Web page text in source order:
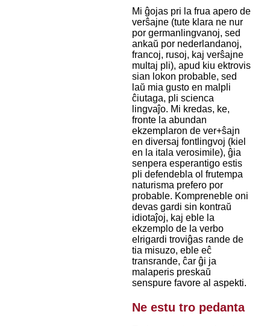
Mi ĝojas pri la frua apero de
verŝajne (tute klara ne nur
por germanlingvanoj, sed
ankaŭ por nederlandanoj,
francoj, rusoj, kaj verŝajne
multaj pli), apud kiu ektrovis
sian lokon probable, sed
laŭ mia gusto en malpli
ĉiutaga, pli scienca
lingvaĵo. Mi kredas, ke,
fronte la abundan
ekzemplaron de ver+ŝajn
en diversaj fontlingvoj (kiel
en la itala verosimile), ĝia
senpera esperantigo estis
pli defendebla ol frutempa
naturisma prefero por
probable. Kompreneble oni
devas gardi sin kontraŭ
idiotaĵoj, kaj eble la
ekzemplo de la verbo
elrigardi troviĝas rande de
tia misuzo, eble eĉ
transrande, ĉar ĝi ja
malaperis preskaŭ
senspure favore al aspekti.
Ne estu tro pedanta